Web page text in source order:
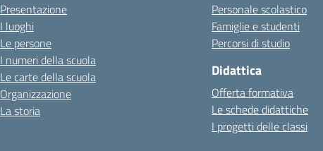
Presentazione
I luoghi
Le persone
I numeri della scuola
Le carte della scuola
Organizzazione
La storia
Personale scolastico
Famiglie e studenti
Percorsi di studio
Didattica
Offerta formativa
Le schede didattiche
I progetti delle classi